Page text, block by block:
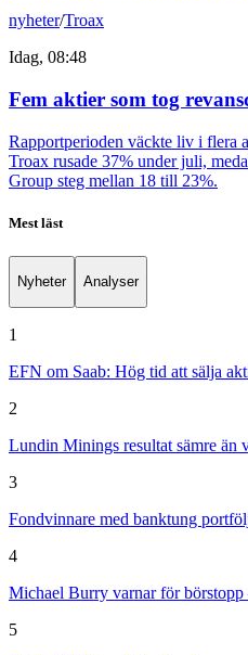
nyheter/Troax
Idag, 08:48
Fem aktier som tog
Rapportperioden väckte liv i flera
Troax rusade 37% under juli,
Group steg mellan 18 till 23%.
Mest läst
Nyheter Analyser
1
EFN om Saab: Hög tid att sälja
2
Lundin Minings resultat sämre än
3
Fondvinnare med banktung
4
Michael Burry varnar för börstopp
5